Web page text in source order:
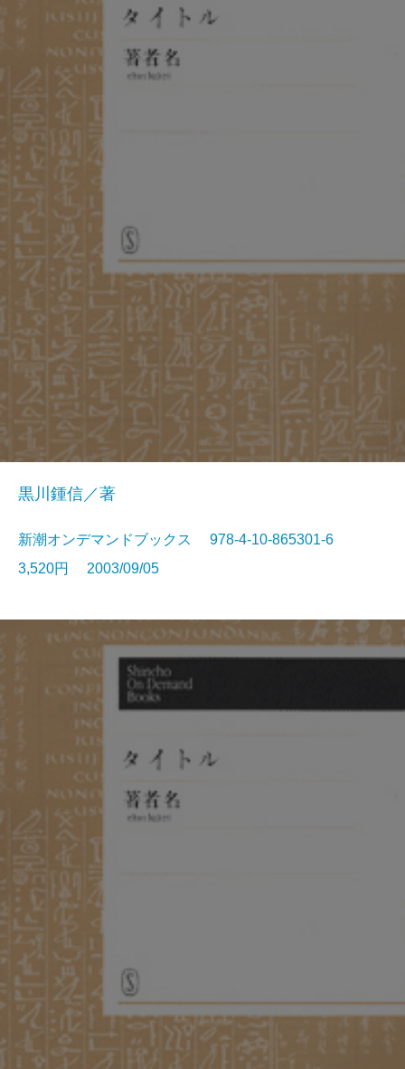
黒川鍾信／著
新潮オンデマンドブックス 978-4-10-865301-6
3,520円 2003/09/05